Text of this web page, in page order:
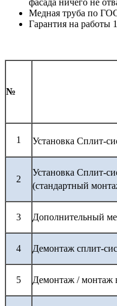
фасада ничего не
Медная труба по
Гарантия на работы
№
1 Установка Сплит-
2
Установка Сплит-
(стандартный
3 Дополнительный
4 Демонтаж сплит-
5 Демонтаж / монтаж